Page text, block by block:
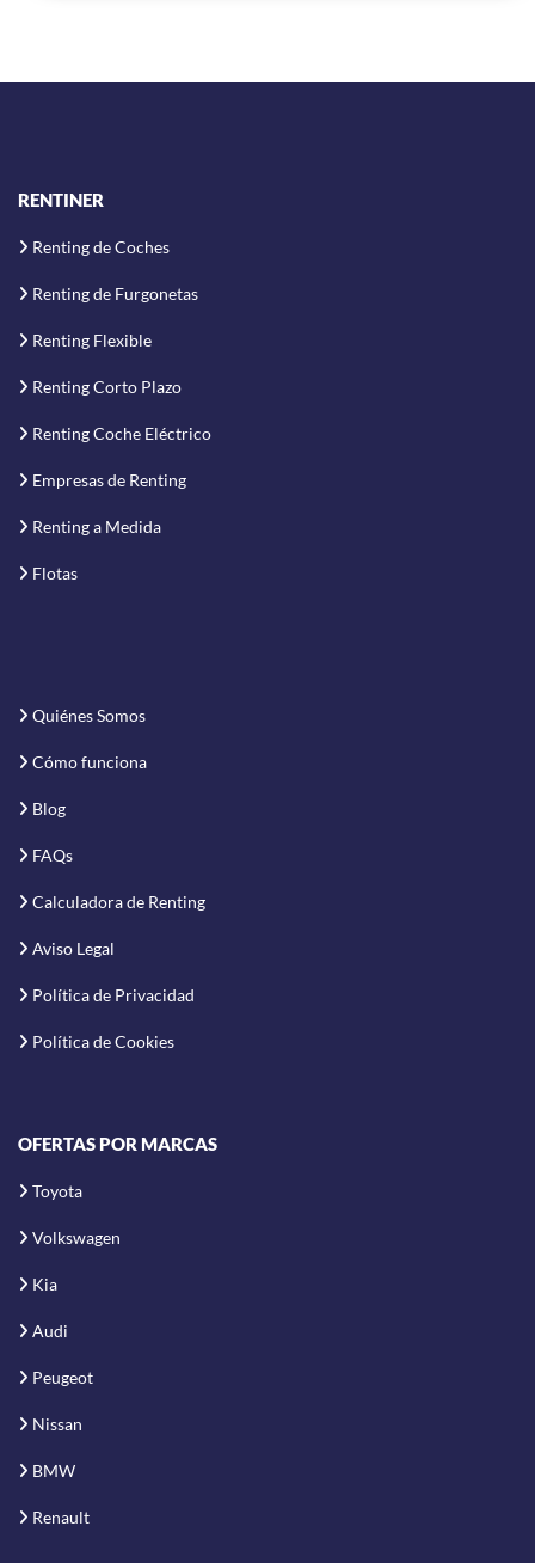
RENTINER
Renting de Coches
Renting de Furgonetas
Renting Flexible
Renting Corto Plazo
Renting Coche Eléctrico
Empresas de Renting
Renting a Medida
Flotas
Quiénes Somos
Cómo funciona
Blog
FAQs
Calculadora de Renting
Aviso Legal
Política de Privacidad
Política de Cookies
OFERTAS POR MARCAS
Toyota
Volkswagen
Kia
Audi
Peugeot
Nissan
BMW
Renault